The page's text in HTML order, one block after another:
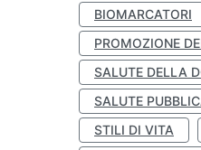
BIOMARCATORI
PROMOZIONE
SALUTE DELLA
SALUTE
STILI DI VITA